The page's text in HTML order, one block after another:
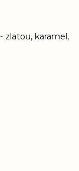
zlatou, karamel,